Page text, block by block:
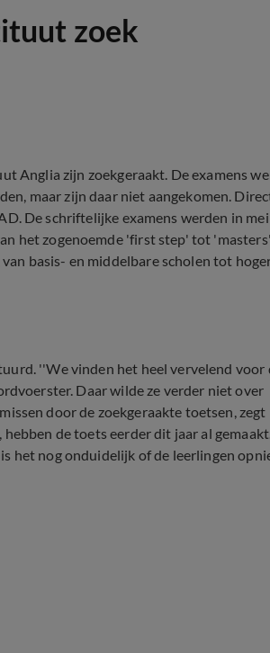
zoek
Anglia zijn zoekgeraakt. De examens
maar zijn daar niet aangekomen.
De schriftelijke examens werden in mei
het zogenoemde 'first step' tot
basis- en middelbare scholen tot
''We vinden het heel vervelend voor
Daar wilde ze verder niet over
door de zoekgeraakte toetsen, zegt
de toets eerder dit jaar al
het nog onduidelijk of de leerlingen